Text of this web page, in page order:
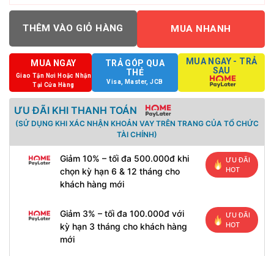
THÊM VÀO GIỎ HÀNG MUA NHANH
MUA NGAY
Giao Tận Nơi Hoặc Nhận
Tại Cửa Hàng
TRẢ GÓP QUA
THẺ
Visa, Master, JCB
MUA NGAY - TRẢ
SAU
ƯU ĐÃI KHI THANH TOÁN
(SỬ DỤNG KHI XÁC NHẬN KHOẢN VAY TRÊN TRANG CỦA TỔ CHỨC
TÀI CHÍNH)
Giảm 10% – tối đa 500.000đ khi
chọn kỳ hạn 6 & 12 tháng cho
khách hàng mới
ƯU ĐÃI
HOT
Giảm 3% – tối đa 100.000đ với
kỳ hạn 3 tháng cho khách hàng
mới
ƯU ĐÃI
HOT